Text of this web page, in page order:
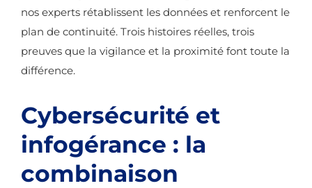
nos experts rétablissent les données et renforcent le
plan de continuité. Trois histoires réelles, trois
preuves que la vigilance et la proximité font toute la
différence.
Cybersécurité et
infogérance : la
combinaison